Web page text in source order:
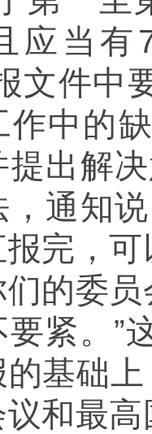
应当有
文件中
作中的
提出解
，通知
完，
的委
要紧。”
基础
议和最